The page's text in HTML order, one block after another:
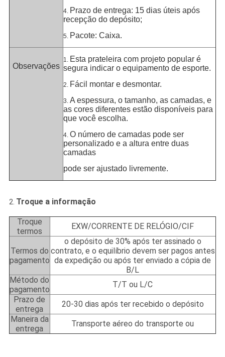
4. Prazo de entrega: 15 dias úteis após
recepção do depósito;
5. Pacote: Caixa.
Observações
1. Esta prateleira com projeto popular é
segura indicar o equipamento de esporte.
2. Fácil montar e desmontar.
3. A espessura, o tamanho, as camadas, e
as cores diferentes estão disponíveis para
que você escolha.
4. O número de camadas pode ser
personalizado e a altura entre duas
camadas
pode ser ajustado livremente.
2. Troque a informação
Troque
termos
EXW/CORRENTE DE RELÓGIO/CIF
Termos do
pagamento
o depósito de 30% após ter assinado o
contrato, e o equilíbrio devem ser pagos antes
da expedição ou após ter enviado a cópia de
B/L
Método do
pagamento
T/T ou L/C
Prazo de
entrega
20-30 dias após ter recebido o depósito
Maneira da
entrega
Transporte aéreo do transporte ou